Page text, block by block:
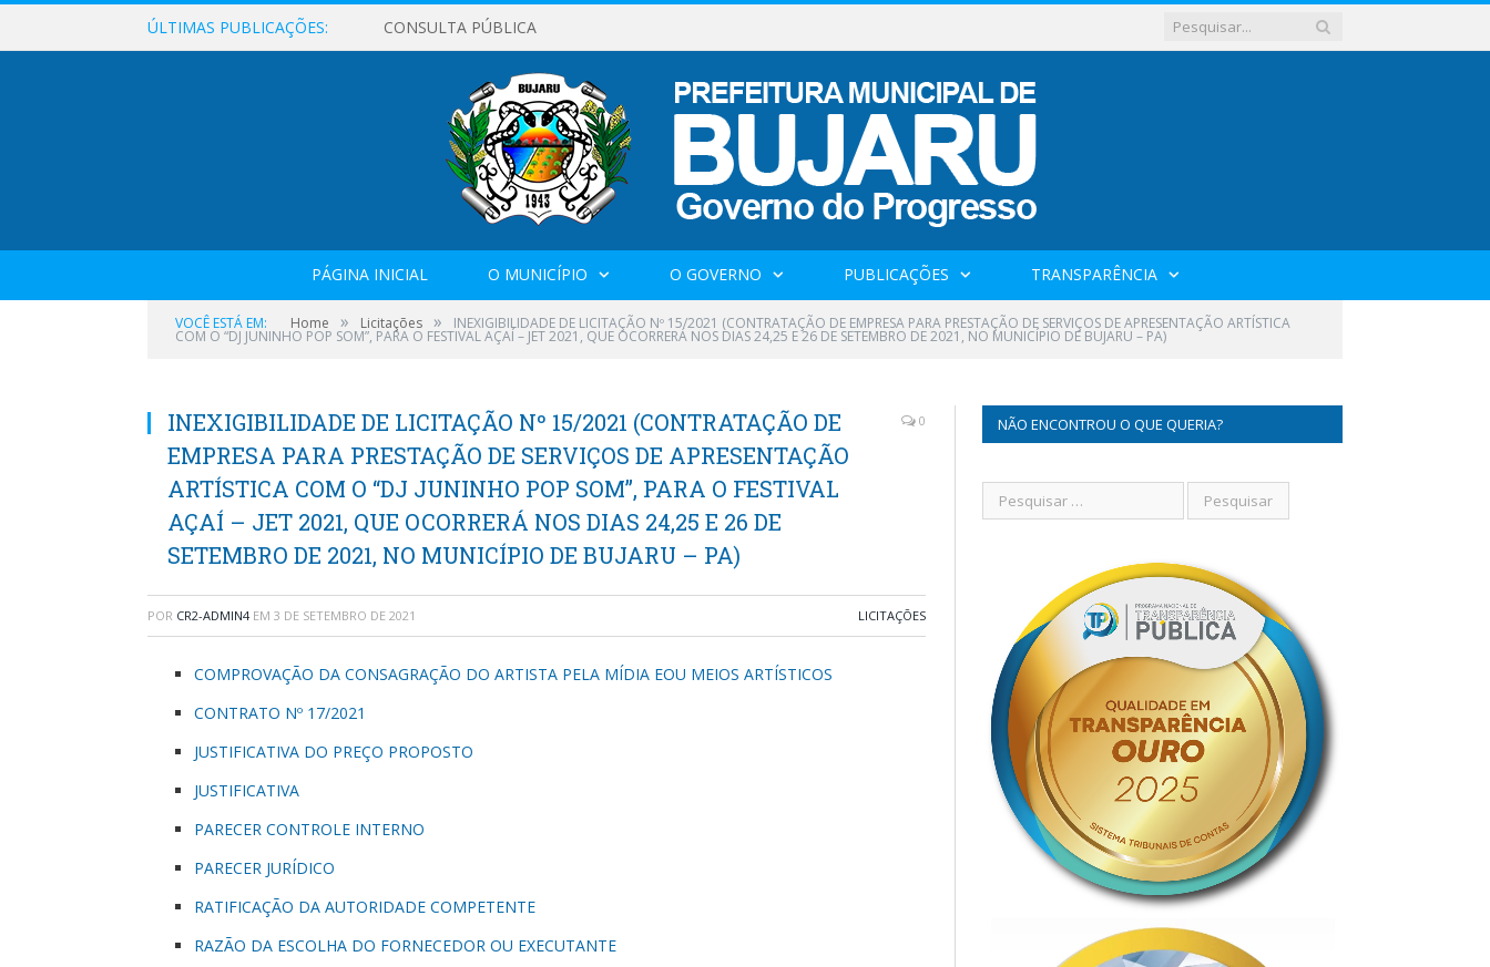
ÚLTIMAS PUBLICAÇÕES: CONSULTA PÚBLICA
PÁGINA INICIAL O MUNICÍPIO O GOVERNO PUBLICAÇÕES TRANSPARÊNCIA
VOCÊ ESTÁ EM: Home » Licitações » INEXIGIBILIDADE DE LICITAÇÃO Nº 15/2021 (CONTRATAÇÃO DE EMPRESA PARA PRESTAÇÃO DE SERVIÇOS DE APRESENTAÇÃO ARTÍSTICA
COM O “DJ JUNINHO POP SOM”, PARA O FESTIVAL AÇAÍ – JET 2021, QUE OCORRERÁ NOS DIAS 24,25 E 26 DE SETEMBRO DE 2021, NO MUNICÍPIO DE BUJARU – PA)
INEXIGIBILIDADE DE LICITAÇÃO Nº 15/2021 (CONTRATAÇÃO DE
EMPRESA PARA PRESTAÇÃO DE SERVIÇOS DE APRESENTAÇÃO
ARTÍSTICA COM O “DJ JUNINHO POP SOM”, PARA O FESTIVAL
AÇAÍ – JET 2021, QUE OCORRERÁ NOS DIAS 24,25 E 26 DE
SETEMBRO DE 2021, NO MUNICÍPIO DE BUJARU – PA)
0
POR CR2-ADMIN4 EM 3 DE SETEMBRO DE 2021 LICITAÇÕES
COMPROVAÇÃO DA CONSAGRAÇÃO DO ARTISTA PELA MÍDIA EOU MEIOS ARTÍSTICOS
CONTRATO Nº 17/2021
JUSTIFICATIVA DO PREÇO PROPOSTO
JUSTIFICATIVA
PARECER CONTROLE INTERNO
PARECER JURÍDICO
RATIFICAÇÃO DA AUTORIDADE COMPETENTE
RAZÃO DA ESCOLHA DO FORNECEDOR OU EXECUTANTE
NÃO ENCONTROU O QUE QUERIA?